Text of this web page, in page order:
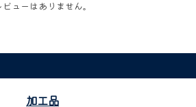
ビューはありません。
加工品